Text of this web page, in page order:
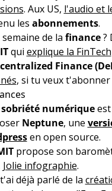
. Aux US, l'audio et
les abonnements.
semaine de la finance?
qui explique la FinTech
Finance
, si tu veux
sobriété numériqueest
Neptune, une
en open source.
propose son
Jolie infographie.
déjà parlé de la